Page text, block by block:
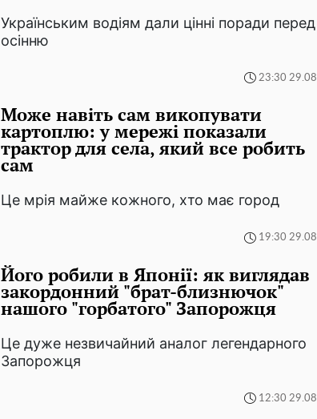
Українським водіям дали цінні поради перед
осінню
23:30 29.08
Може навіть сам викопувати
картоплю: у мережі показали
трактор для села, який все робить
сам
Це мрія майже кожного, хто має город
19:30 29.08
Його робили в Японії: як виглядав
закордонний "брат-близнючок"
нашого "горбатого" Запорожця
Це дуже незвичайний аналог легендарного
Запорожця
12:30 29.08